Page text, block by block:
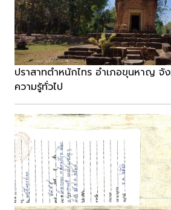
ปราสาทตำหนักไทร อำเภอขุนหาญ จั
ความรู้ทั่วไป